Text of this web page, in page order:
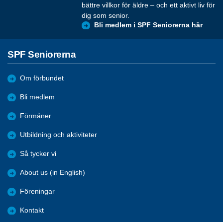
bättre villkor för äldre – och ett aktivt liv för
dig som senior.
Bli medlem i SPF Seniorerna här
SPF Seniorerna
Om förbundet
Bli medlem
Förmåner
Utbildning och aktiviteter
Så tycker vi
About us (in English)
Föreningar
Kontakt